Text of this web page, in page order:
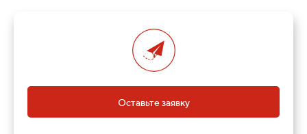
Оставьте заявку